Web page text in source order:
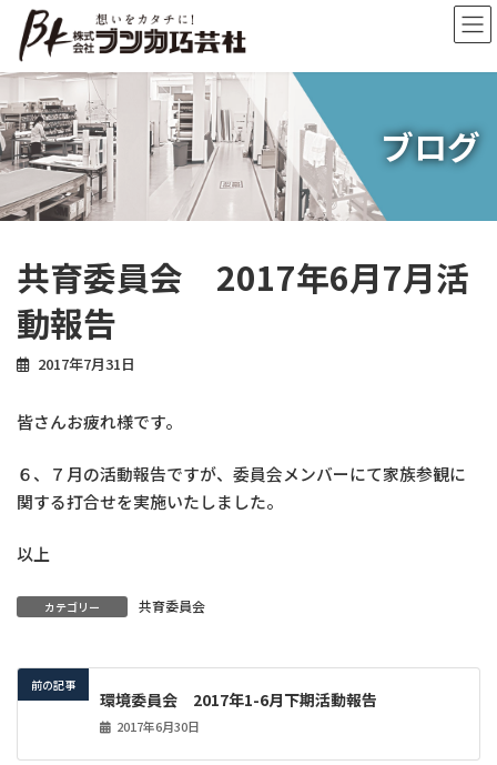
ン
ツ
へ
ス
キ
ッ
プ
ー
シ
ョ
ン
に
移
動
ブログ
共育委員会 2017年6月7月活
動報告
2017年7月31日
皆さんお疲れ様です。
６、７月の活動報告ですが、委員会メンバーにて家族参観に
関する打合せを実施いたしました。
以上
カテゴリー 共育委員会
前の記事
環境委員会 2017年1-6月下期活動報告
2017年6月30日